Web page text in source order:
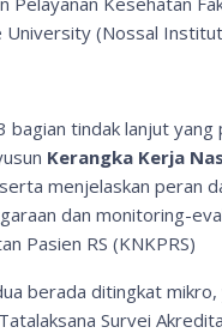
University (Nossal
bagian tindak lanjut
Kerangka Kerja
menjelaskan peran
dan monitoring-
Pasien RS (KNKPRS)
berada ditingkat mikro,
Survei